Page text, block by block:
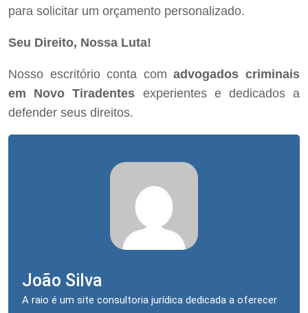
para solicitar um orçamento personalizado.
Seu Direito, Nossa Luta!
Nosso escritório conta comadvogados criminais
em Novo Tiradentes experientes e dedicados a
defender seus direitos.
João Silva
A raio é um site consultoria jurídica dedicada a oferecer